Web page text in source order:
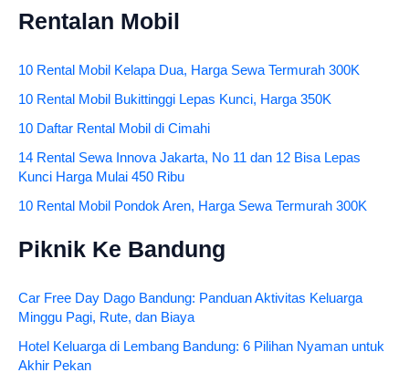
Rentalan Mobil
10 Rental Mobil Kelapa Dua, Harga Sewa Termurah 300K
10 Rental Mobil Bukittinggi Lepas Kunci, Harga 350K
10 Daftar Rental Mobil di Cimahi
14 Rental Sewa Innova Jakarta, No 11 dan 12 Bisa Lepas
Kunci Harga Mulai 450 Ribu
10 Rental Mobil Pondok Aren, Harga Sewa Termurah 300K
Piknik Ke Bandung
Car Free Day Dago Bandung: Panduan Aktivitas Keluarga
Minggu Pagi, Rute, dan Biaya
Hotel Keluarga di Lembang Bandung: 6 Pilihan Nyaman untuk
Akhir Pekan